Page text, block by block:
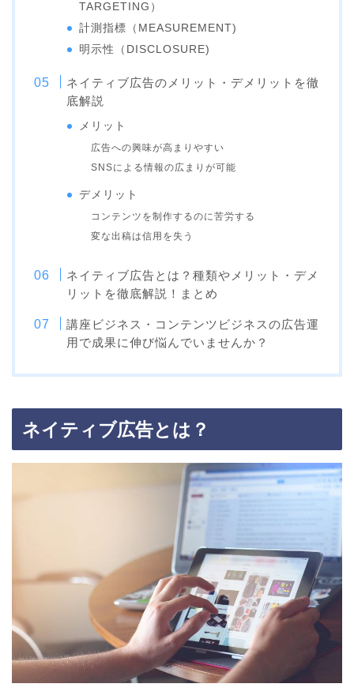
TARGETING）
計測指標（MEASUREMENT)
明示性（DISCLOSURE)
ネイティブ広告のメリット・デメリットを徹
底解説
メリット
広告への興味が高まりやすい
SNSによる情報の広まりが可能
デメリット
コンテンツを制作するのに苦労する
変な出稿は信用を失う
ネイティブ広告とは？種類やメリット・デメ
リットを徹底解説！まとめ
講座ビジネス・コンテンツビジネスの広告運
用で成果に伸び悩んでいませんか？
ネイティブ広告とは？